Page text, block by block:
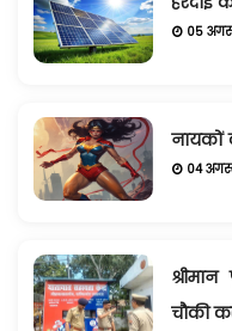
05
नायकों
04
चौकी